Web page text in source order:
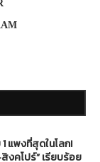
แพงที่สุดในโลก!
งคโปร์” เรียบร้อย